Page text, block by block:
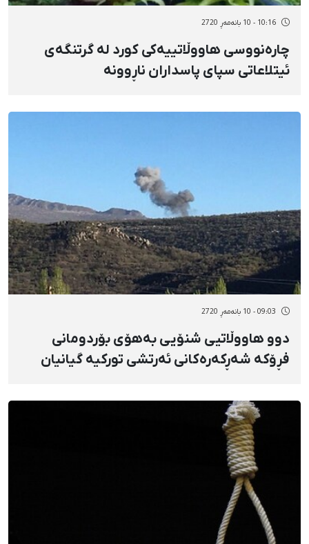
10:16 - 10 بانەمەڕ 2720
چارەنووسی هاووڵاتییەکی کورد لە گرتنگەی
ئیتلاعاتی سپای پاسداران ناڕوونە
09:03 - 10 بانەمەڕ 2720
دوو هاووڵاتیی شنۆیی بەهۆی بۆردومانی
فڕۆکە شەڕکەرەکانی ئەرتشی تورکیە گیانیان